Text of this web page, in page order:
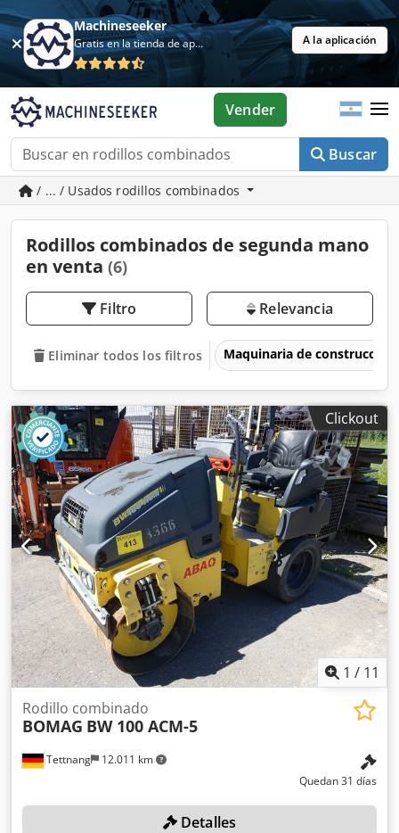
Machineseeker
Gratis en la tienda de aplicaciones A la aplicación
Buscar
Vender
/ ... / Usados rodillos combinados
Rodillos combinados de segunda mano
en venta (6)
Filtro Relevancia
Eliminar todos los filtros Maquinaria de construcción
Clickout
1 / 11
Tettnang 12.011 km
Rodillo combinado
BOMAG BW 100 ACM-5
Quedan 31 días
Detalles